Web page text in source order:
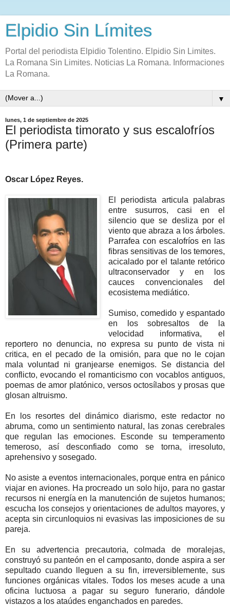
Elpidio Sin Límites
Portal del periodista Elpidio Tolentino. Elpidio Sin Limites.
La Romana Sin Limites. Noticias La Romana. Informaciones
La Romana.
▼
lunes, 1 de septiembre de 2025
El periodista timorato y sus escalofríos
(Primera parte)
Oscar López Reyes.
El periodista articula palabras
entre susurros, casi en el
silencio que se desliza por el
viento que abraza a los árboles.
Parrafea con escalofríos en las
fibras sensitivas de los temores,
acicalado por el talante retórico
ultraconservador y en los
cauces convencionales del
ecosistema mediático.
Sumiso, comedido y espantado
en los sobresaltos de la
velocidad informativa, el
reportero no denuncia, no expresa su punto de vista ni
critica, en el pecado de la omisión, para que no le cojan
mala voluntad ni granjearse enemigos. Se distancia del
conflicto, evocando el romanticismo con vocablos antiguos,
poemas de amor platónico, versos octosílabos y prosas que
glosan altruismo.
En los resortes del dinámico diarismo, este redactor no
abruma, como un sentimiento natural, las zonas cerebrales
que regulan las emociones. Esconde su temperamento
temeroso, así desconfiado como se torna, irresoluto,
aprehensivo y sosegado.
No asiste a eventos internacionales, porque entra en pánico
viajar en aviones. Ha procreado un solo hijo, para no gastar
recursos ni energía en la manutención de sujetos humanos;
escucha los consejos y orientaciones de adultos mayores, y
acepta sin circunloquios ni evasivas las imposiciones de su
pareja.
En su advertencia precautoria, colmada de moralejas,
construyó su panteón en el camposanto, donde aspira a ser
sepultado cuando lleguen a su fin, irreversiblemente, sus
funciones orgánicas vitales. Todos los meses acude a una
oficina luctuosa a pagar su seguro funerario, dándole
vistazos a los ataúdes enganchados en paredes.